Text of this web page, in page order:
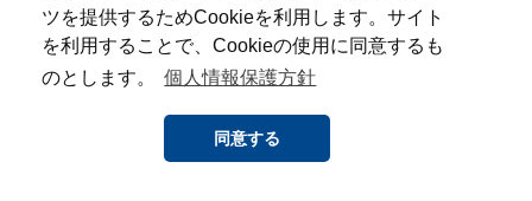
ツを提供するためCookieを利用します。サイト
を利用することで、Cookieの使用に同意するも
のとします。
個人情報保護方針
同意する